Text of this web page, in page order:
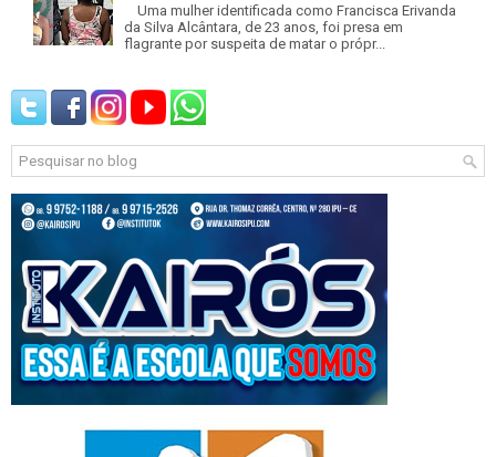
Uma mulher identificada como Francisca Erivanda
da Silva Alcântara, de 23 anos, foi presa em
flagrante por suspeita de matar o própr...